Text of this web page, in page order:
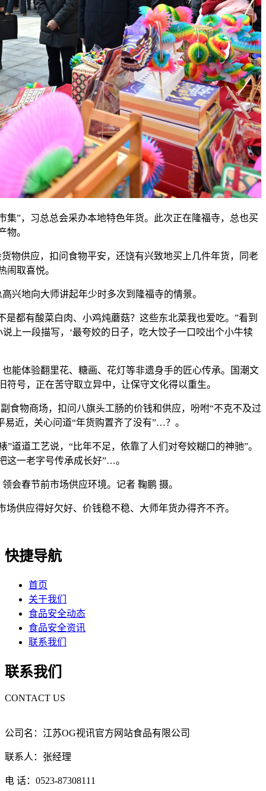
，习总总会采办本地特色年货。此次正在隆福寺，总也买
物。
供应，扣问食物平安，还饶有兴致地买上几件年货，同老
闹取喜悦。
地向大师讲起年少时多次到隆福寺的情景。
有酸菜白肉、小鸡炖蘑菇？这些东北菜我也爱吃。”看到
上一段描写，‘最夸姣的日子，吃大饺子一口咬出个小牛犊
体验翻里花、糖画、花灯等非遗身手的匠心传承。国潮文
号，正在苦守取立异中，让保守文化得以重生。
物商场，扣问八旗头工肠的价钱和供应，吩咐“不克不及过
近，关心问道“年货购置齐了没有”…？。
道工艺说，“比年不足，依靠了人们对夸姣糊口的神驰”。
这一老字号传承成长好”…。
春节前市场供应环境。记者 鞠鹏 摄。
应得好欠好、价钱稳不稳、大师年货办得齐不齐。
快捷导航
首页
关于我们
食品安全动态
食品安全资讯
联系我们
联系我们
CONTACT US
公司名：江苏OG视讯官方网站食品有限公司
联系人：张经理
电 话：0523-87308111